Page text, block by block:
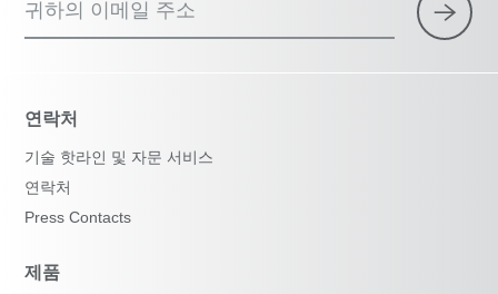
귀하의 이메일 주소
연락처
기술 핫라인 및 자문 서비스
연락처
Press Contacts
제품